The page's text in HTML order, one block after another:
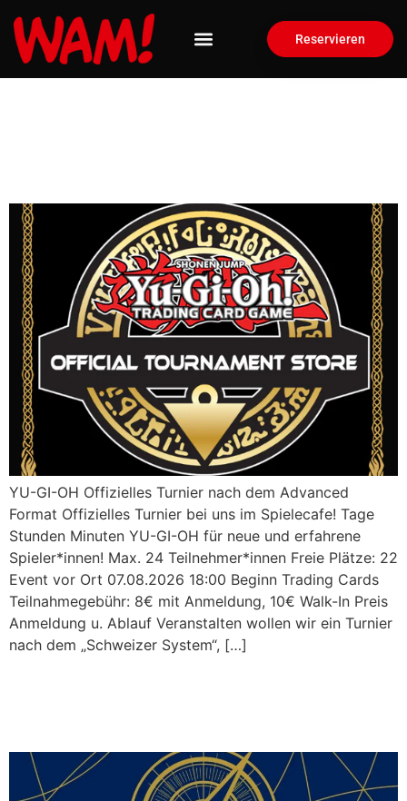
Reservieren
YU-GI-OH Offizielles Turnier nach dem Advanced
Format Offizielles Turnier bei uns im Spielecafe! Tage
Stunden Minuten YU-GI-OH für neue und erfahrene
Spieler*innen! Max. 24 Teilnehmer*innen Freie Plätze: 22
Event vor Ort 07.08.2026 18:00 Beginn Trading Cards
Teilnahmegebühr: 8€ mit Anmeldung, 10€ Walk-In Preis
Anmeldung u. Ablauf Veranstalten wollen wir ein Turnier
nach dem „Schweizer System“, […]